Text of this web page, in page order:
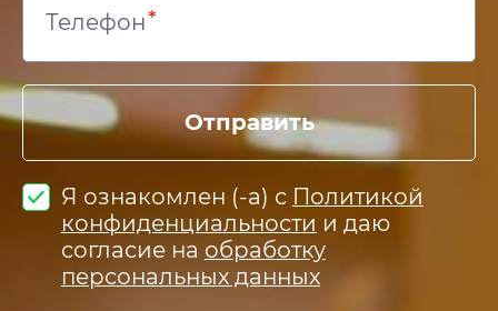
Телефон
Отправить
Я ознакомлен (-а) с Политикой
конфиденциальности и даю
согласие на обработку
персональных данных